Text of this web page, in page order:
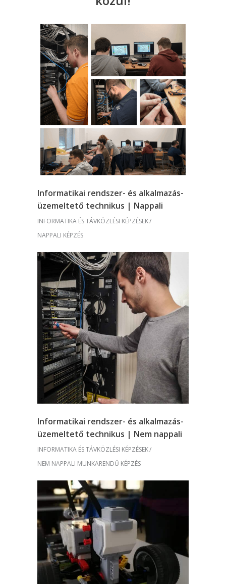
Informatikai rendszer- és alkalmazás-
üzemeltető technikus | Nappali
INFORMATIKA ÉS TÁVKÖZLÉSI KÉPZÉSEK
NAPPALI KÉPZÉS
Informatikai rendszer- és alkalmazás-
üzemeltető technikus | Nem nappali
INFORMATIKA ÉS TÁVKÖZLÉSI KÉPZÉSEK
NEM NAPPALI MUNKARENDŰ KÉPZÉS